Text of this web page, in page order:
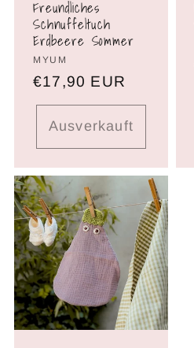
Freundliches
Schnuffeltuch
Erdbeere Sommer
Brand:
MYUM
Normaler
Preis
€17,90 EUR
Ausverkauft